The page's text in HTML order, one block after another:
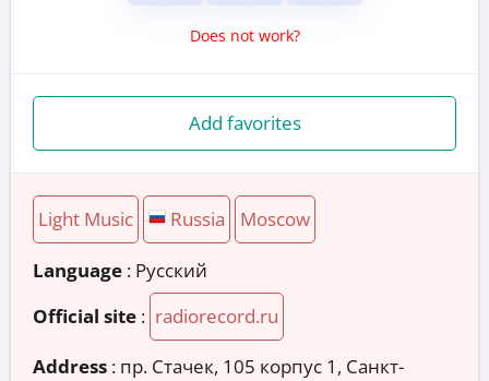
Does not work?
Add favorites
Light Music Russia Moscow
Language : Русский
Official site : radiorecord.ru
Address : пр. Стачек, 105 корпус 1, Санкт-